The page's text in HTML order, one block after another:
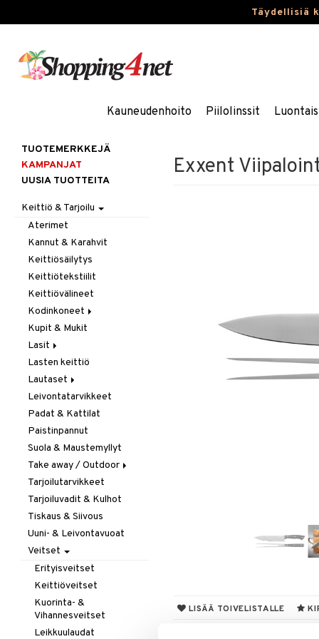
Täydellisiä
Kauneudenhoito Piilolinssit
Exxent
LISÄÄ TOIVELISTALLE
TUOTEMERKKEJÄ
KAMPANJAT
UUSIA TUOTTEITA
Keittiö & Tarjoilu
Aterimet
Kannut & Karahvit
Keittiösäilytys
Keittiötekstiilit
Keittiövälineet
Kodinkoneet
Kahvi, Tee & Espresso
Leivänpaahtimet
Mixerit &
Sähkövatkaimet
Muut koneet
Vedenkeittimet
Kupit & Mukit
Lasit
Juoma- & Cocktailasit
Juomalasit
Olutlasit
Shamppanjalasit
Snapsi- & Aveclasit
Viinilasit
Whiskey- & Konjakkilasit
Lasten keittiö
Lautaset
Asetit
Ruokalautaset
Syvät lautaset
Leivontatarvikkeet
Padat & Kattilat
Paistinpannut
Suola & Maustemyllyt
Take away / Outdoor
Eväslaatikot
Pullot
Termoskannut
Termosmukit
Tarjoilutarvikkeet
Tarjoiluvadit & Kulhot
Tiskaus & Siivous
Uuni- & Leivontavuoat
Veitset
Erityisveitset
Keittiöveitset
Kuorinta- &
Vihannesveitset
Leikkuulaudat